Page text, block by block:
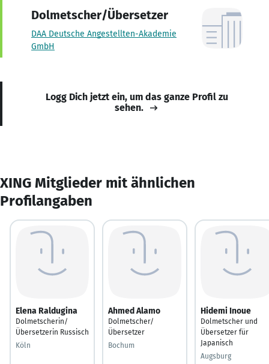
Dolmetscher/Übersetzer
DAA Deutsche Angestellten-Akademie
GmbH
Logg Dich jetzt ein, um das ganze Profil zu
sehen.
XING Mitglieder mit ähnlichen
Profilangaben
Elena Raldugina
Dolmetscherin/
Übersetzerin Russisch
Köln
Ahmed Alamo
Dolmetscher/
Übersetzer
Bochum
Hidemi Inoue
Dolmetscher und
Übersetzer für
Japanisch
Augsburg